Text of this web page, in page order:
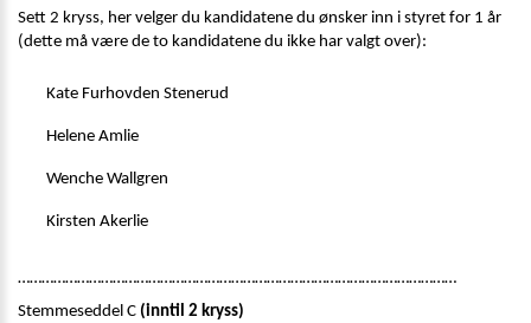
Sett 2 kryss, her velger du kandidatene du ønsker inn i styret for 1 år
(dette må være de to kandidatene du ikke har valgt over):
Kate Furhovden Stenerud
Helene Amlie
Wenche Wallgren
Kirsten Akerlie
…………………………………………………………………………………………………
Stemmeseddel C (inntil 2 kryss)